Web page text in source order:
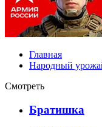
Главная
Народный
Смотреть
Братишка